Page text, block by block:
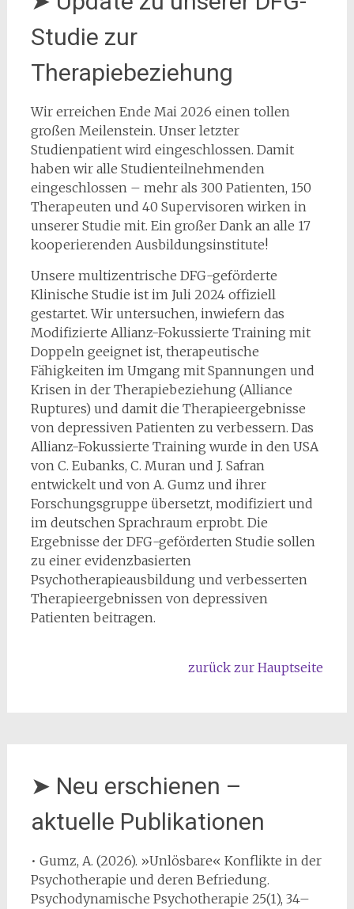
Studie zur
Therapiebeziehung
Wir erreichen Ende Mai 2026 einen tollen
großen Meilenstein. Unser letzter
Studienpatient wird eingeschlossen. Damit
haben wir alle Studienteilnehmenden
eingeschlossen – mehr als 300 Patienten, 150
Therapeuten und 40 Supervisoren wirken in
unserer Studie mit. Ein großer Dank an alle 17
kooperierenden Ausbildungsinstitute!
Unsere multizentrische DFG-geförderte
Klinische Studie ist im Juli 2024 offiziell
gestartet. Wir untersuchen, inwiefern das
Modifizierte Allianz-Fokussierte Training mit
Doppeln geeignet ist, therapeutische
Fähigkeiten im Umgang mit Spannungen und
Krisen in der Therapiebeziehung (Alliance
Ruptures) und damit die Therapieergebnisse
von depressiven Patienten zu verbessern. Das
Allianz-Fokussierte Training wurde in den USA
von C. Eubanks, C. Muran und J. Safran
entwickelt und von A. Gumz und ihrer
Forschungsgruppe übersetzt, modifiziert und
im deutschen Sprachraum erprobt. Die
Ergebnisse der DFG-geförderten Studie sollen
zu einer evidenzbasierten
Psychotherapieausbildung und verbesserten
Therapieergebnissen von depressiven
Patienten beitragen.
zurück zur Hauptseite
➤ Neu erschienen –
aktuelle Publikationen
• Gumz, A. (2026). »Unlösbare« Konflikte in der
Psychotherapie und deren Befriedung.
Psychodynamische Psychotherapie 25(1), 34–